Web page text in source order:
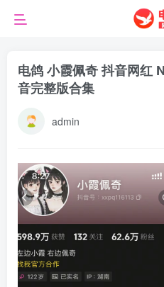
电鸽 小霞佩奇 抖音网红
音完整版合集
admin